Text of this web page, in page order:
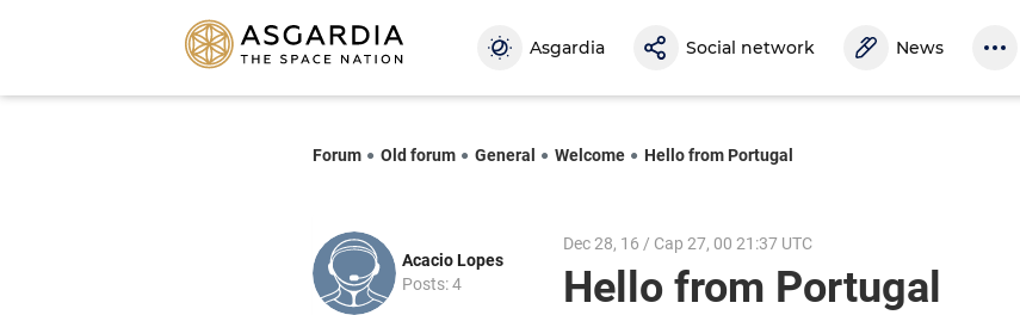
Asgardia Social network News
Forum Old forum General Welcome Hello from Portugal
Acacio Lopes
Posts: 4
Dec 28, 16 / Cap 27, 00 21:37 UTC
Hello from Portugal